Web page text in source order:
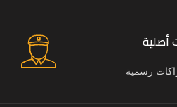
أصلية
رسمية